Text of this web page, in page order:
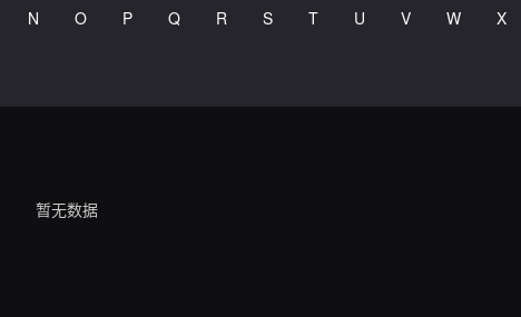
N O P Q R S T U V W X
暂无数据